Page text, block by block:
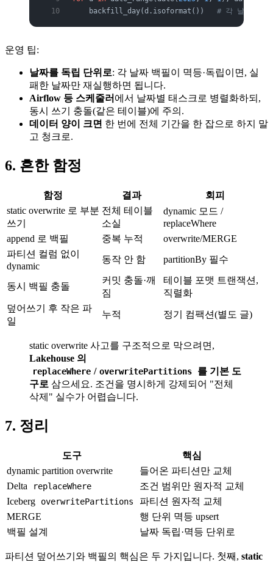
    backfill_day(d.isoformat())
# 각 날짜는
운영 팁:
날짜를 독립 단위로: 각 날짜 백필이 멱등·독립이면, 실
패한 날짜만 재실행하면 됩니다.
Airflow 등 스케줄러 에서 날짜별 태스크로 병렬화하되,
동시 쓰기 충돌(같은 테이블)에 주의.
데이터 양이 크면 한 번에 전체 기간을 한 잡으로 하지 말
고 청크로.
6. 흔한 함정
함정 결과
회피
static overwrite 로 부분
쓰기
전체 테이블
소실
dynamic 모드 /
replaceWhere
append 로 백필
중복 누적
overwrite/MERGE
파티션 컬럼 없이
dynamic
동작 안 함 partitionBy 필수
동시 백필 충돌
커밋 충돌·깨
짐
테이블 포맷 트랜잭션,
직렬화
덮어쓰기 후 작은 파
일
누적 정기 컴팩션(별도 글)
static overwrite 사고를 구조적으로 막으려면,
Lakehouse 의
replaceWhere / overwritePartitions
를 기본 도
구로 삼으세요. 조건을 명시하게 강제되어 "전체
삭제" 실수가 어렵습니다.
7. 정리
도구
핵심
dynamic partition overwrite
들어온 파티션만 교체
Delta
replaceWhere
조건 범위만 원자적 교체
Iceberg
overwritePartitions
파티션 원자적 교체
MERGE
행 단위 멱등 upsert
백필 설계
날짜 독립·멱등 단위로
파티션 덮어쓰기와 백필의 핵심은 두 가지입니다. 첫째, static